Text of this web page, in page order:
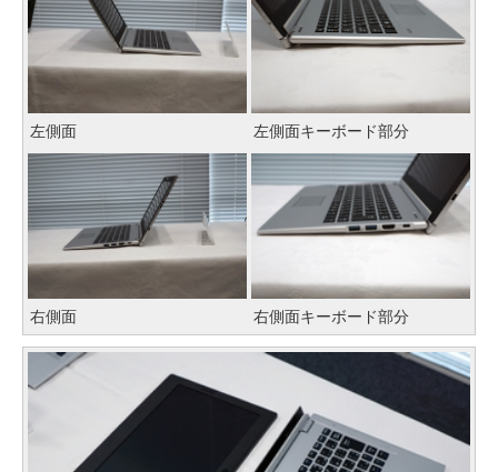
左側面 左側面キーボード部分
右側面 右側面キーボード部分